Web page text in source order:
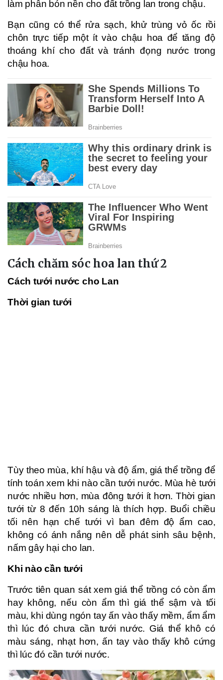
làm phân bón nền cho đất trồng lan trong chậu.
Bạn cũng có thể rửa sạch, khử trùng vỏ ốc rồi
chôn trực tiếp một ít vào chậu hoa để tăng độ
thoáng khí cho đất và tránh đọng nước trong
chậu hoa.
Cách chăm sóc hoa lan thứ 2
Cách tưới nước cho Lan
Thời gian tưới
Tùy theo mùa, khí hậu và độ ẩm, giá thể trồng để
tính toán xem khi nào cần tưới nước. Mùa hè tưới
nước nhiều hơn, mùa đông tưới ít hơn. Thời gian
tưới từ 8 đến 10h sáng là thích hợp. Buổi chiều
tối nên hạn chế tưới vì ban đêm độ ẩm cao,
không có ánh nắng nên dễ phát sinh sâu bệnh,
nấm gây hại cho lan.
Khi nào cần tưới
Trước tiên quan sát xem giá thể trồng có còn ẩm
hay không, nếu còn ẩm thì giá thể sậm và tối
màu, khi dùng ngón tay ấn vào thấy mềm, ẩm ẩm
thì lúc đó chưa cần tưới nước. Giá thể khô có
màu sáng, nhạt hơn, ấn tay vào thấy khô cứng
thì lúc đó cần tưới nước.